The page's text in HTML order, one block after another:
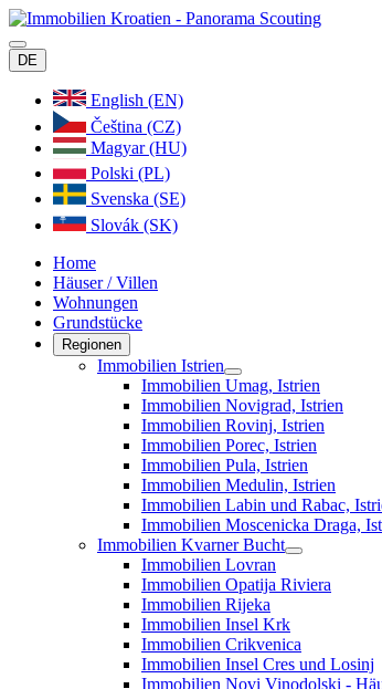
DE
English (EN)
Čeština (CZ)
Magyar (HU)
Polski (PL)
Svenska (SE)
Slovák (SK)
Home
Häuser / Villen
Wohnungen
Grundstücke
Regionen
Immobilien Istrien
Immobilien Umag, Istrien
Immobilien Novigrad, Istrien
Immobilien Rovinj, Istrien
Immobilien Porec, Istrien
Immobilien Pula, Istrien
Immobilien Medulin, Istrien
Immobilien Labin und Rabac,
Immobilien Moscenicka Draga,
Immobilien Kvarner Bucht
Immobilien Lovran
Immobilien Opatija Riviera
Immobilien Rijeka
Immobilien Insel Krk
Immobilien Crikvenica
Immobilien Insel Cres und Losinj
Immobilien Novi Vinodolski -